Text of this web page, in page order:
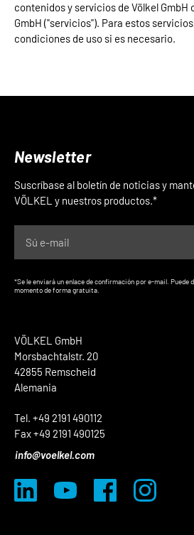
contenidos y servicios de Völkel GmbH
GmbH ("servicios"). Para estos
condiciones de uso si es necesario.
VÖLKEL GmbH
Morsbachtalstr. 20
42855 Remscheid
Alemania
Tel. +49 2191 490112
Fax +49 2191 490125
info@voelkel.com
Newsletter
Suscríbase al boletín de noticias y
VÖLKEL y nuestros productos.*
*Se le enviará un enlace de confirmación por e-mail. Puede
momento de forma gratuita.